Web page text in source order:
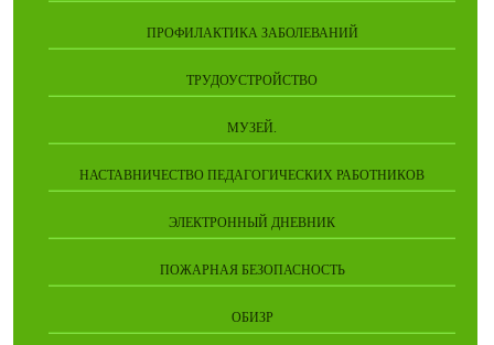
ПРОФИЛАКТИКА ЗАБОЛЕВАНИЙ
ТРУДОУСТРОЙСТВО
МУЗЕЙ.
НАСТАВНИЧЕСТВО ПЕДАГОГИЧЕСКИХ РАБОТНИКОВ
ЭЛЕКТРОННЫЙ ДНЕВНИК
ПОЖАРНАЯ БЕЗОПАСНОСТЬ
ОБИЗР